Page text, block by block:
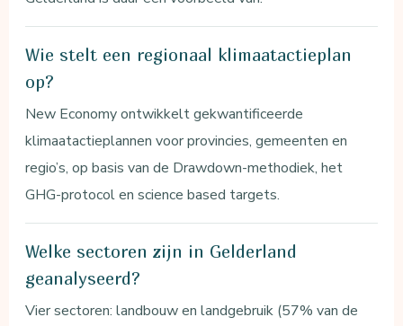
Wie stelt een regionaal klimaatactieplan
op?
New Economy ontwikkelt gekwantificeerde
klimaatactieplannen voor provincies, gemeenten en
regio’s, op basis van de Drawdown-methodiek, het
GHG-protocol en science based targets.
Welke sectoren zijn in Gelderland
geanalyseerd?
Vier sectoren: landbouw en landgebruik (57% van de